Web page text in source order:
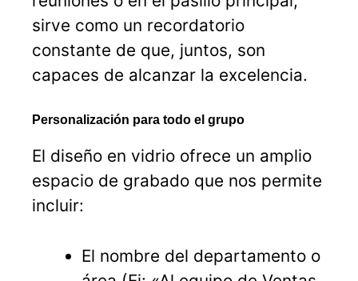
sirve como un recordatorio
constante de que, juntos, son
capaces de alcanzar la excelencia.
Personalización para todo el grupo
El diseño en vidrio ofrece un amplio
espacio de grabado que nos permite
incluir:
El nombre del departamento o